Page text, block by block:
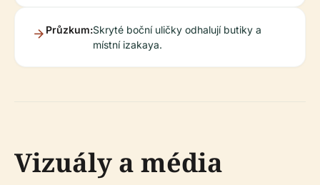
Průzkum:Skryté boční uličky odhalují butiky a
místní izakaya.
Vizuály a média